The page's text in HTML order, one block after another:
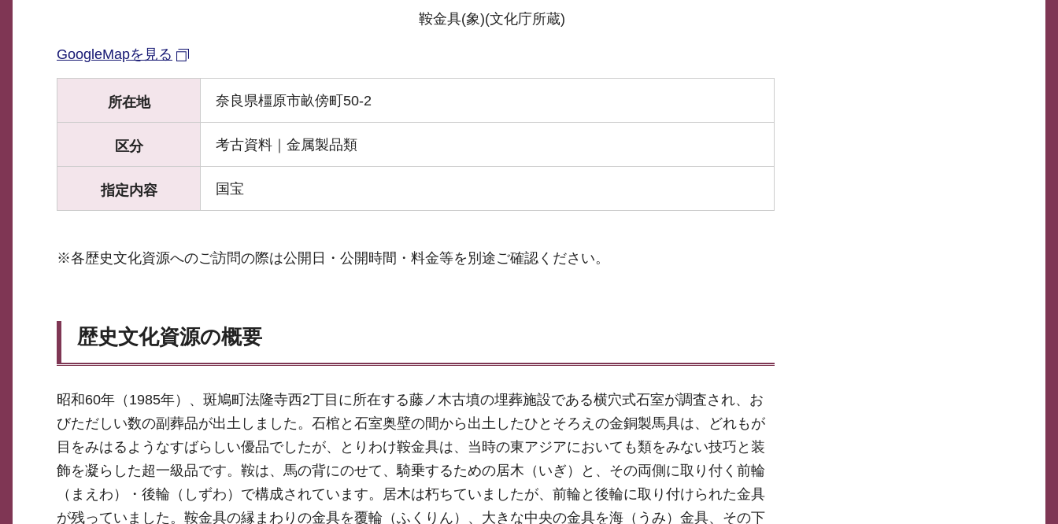
鞍金具(象)(文化庁所蔵)
GoogleMapを見る
所在地 奈良県橿原市畝傍町50-2
区分 考古資料｜金属製品類
指定内容 国宝
※各歴史文化資源へのご訪問の際は公開日・公開時間・料金等を別途ご確認ください。
歴史文化資源の概要
昭和60年（1985年）、斑鳩町法隆寺西2丁目に所在する藤ノ木古墳の埋葬施設である横穴式石室が調査され、お
びただしい数の副葬品が出土しました。石棺と石室奥壁の間から出土したひとそろえの金銅製馬具は、どれもが
目をみはるようなすばらしい優品でしたが、とりわけ鞍金具は、当時の東アジアにおいても類をみない技巧と装
飾を凝らした超一級品です。鞍は、馬の背にのせて、騎乗するための居木（いぎ）と、その両側に取り付く前輪
（まえわ）・後輪（しずわ）で構成されています。居木は朽ちていましたが、前輪と後輪に取り付けられた金具
が残っていました。鞍金具の縁まわりの金具を覆輪（ふくりん）、大きな中央の金具を海（うみ）金具、その下